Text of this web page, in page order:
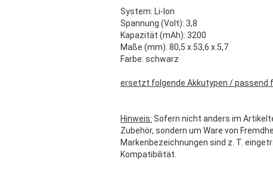
System: Li-Ion
Spannung (Volt): 3,8
Kapazität (mAh): 3200
Maße (mm): 80,5 x 53,6 x 5,7
Farbe: schwarz
ersetzt folgende Akkutypen / passend
Hinweis: Sofern nicht anders im
Zubehör, sondern um Ware von
Markenbezeichnungen sind z. T.
Kompatibilität.